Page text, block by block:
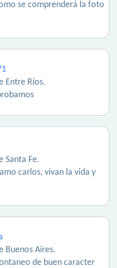
se comprenderá la foto
Entre Ríos.
Santa Fe.
carlos, vivan la vida y
Buenos Aires.
de buen caracter